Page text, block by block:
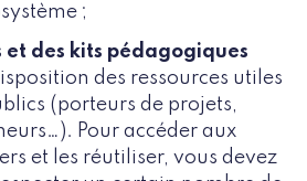
;
et des kits pédagogiques
des ressources utiles
(porteurs de projets,
Pour accéder aux
et les réutiliser, vous devez